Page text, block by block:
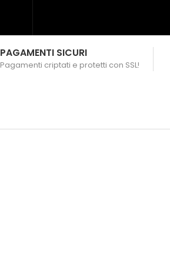
PAGAMENTI SICURI
Pagamenti criptati e protetti con SSL!